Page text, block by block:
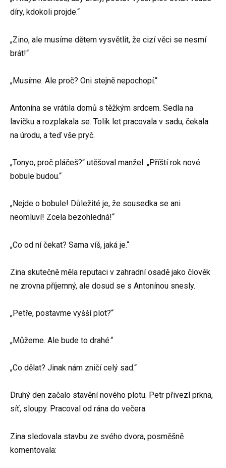
díry, kdokoli projde.“
„Zino, ale musíme dětem vysvětlit, že cizí věci se nesmí
brát!“
„Musíme. Ale proč? Oni stejně nepochopí.“
Antonína se vrátila domů s těžkým srdcem. Sedla na
lavičku a rozplakala se. Tolik let pracovala v sadu, čekala
na úrodu, a teď vše pryč.
„Tonyo, proč pláčeš?“ utěšoval manžel. „Příští rok nové
bobule budou.“
„Nejde o bobule! Důležité je, že sousedka se ani
neomluví! Zcela bezohledná!“
„Co od ní čekat? Sama víš, jaká je.“
Zina skutečně měla reputaci v zahradní osadě jako člověk
ne zrovna příjemný, ale dosud se s Antonínou snesly.
„Petře, postavme vyšší plot?“
„Můžeme. Ale bude to drahé.“
„Co dělat? Jinak nám zničí celý sad.“
Druhý den začalo stavění nového plotu. Petr přivezl prkna,
síť, sloupy. Pracoval od rána do večera.
Zina sledovala stavbu ze svého dvora, posměšně
komentovala: